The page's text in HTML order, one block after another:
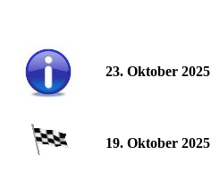
23. Oktober 2025
19. Oktober 2025